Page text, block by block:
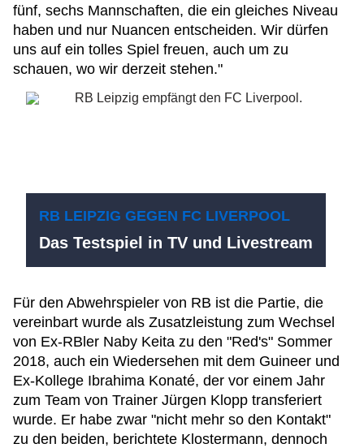
fünf, sechs Mannschaften, die ein gleiches Niveau
haben und nur Nuancen entscheiden. Wir dürfen
uns auf ein tolles Spiel freuen, auch um zu
schauen, wo wir derzeit stehen."
RB LEIPZIG GEGEN FC LIVERPOOL
Das Testspiel in TV und Livestream
Für den Abwehrspieler von RB ist die Partie, die
vereinbart wurde als Zusatzleistung zum Wechsel
von Ex-RBler Naby Keita zu den "Red's" Sommer
2018, auch ein Wiedersehen mit dem Guineer und
Ex-Kollege Ibrahima Konaté, der vor einem Jahr
zum Team von Trainer Jürgen Klopp transferiert
wurde. Er habe zwar "nicht mehr so den Kontakt"
zu den beiden, berichtete Klostermann, dennoch